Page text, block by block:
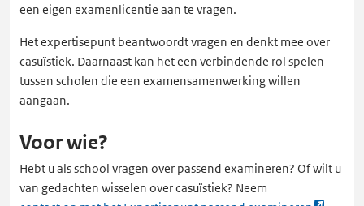
een eigen examenlicentie aan te vragen.
Het expertisepunt beantwoordt vragen en denkt mee over
casuïstiek. Daarnaast kan het een verbindende rol spelen
tussen scholen die een examensamenwerking willen
aangaan.
Voor wie?
Hebt u als school vragen over passend examineren? Of wilt u
van gedachten wisselen over casuïstiek? Neem